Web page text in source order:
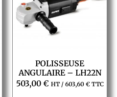
POLISSEUSE
ANGULAIRE – LH22N
503,00 € HT / 603,60 €TTC